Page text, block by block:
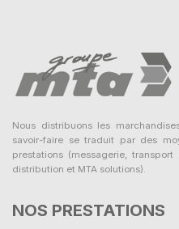
Nous distribuons les
savoir-faire se traduit par des
prestations (messagerie,
distribution et MTA solutions).
NOS PRESTATIONS